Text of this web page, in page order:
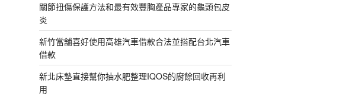
關節扭傷保護方法和最有效豐胸產品專家的龜頭包皮
炎
新竹當舖喜好使用高雄汽車借款合法並搭配台北汽車
借款
新北床墊直接幫你抽水肥整理IQOS的廚餘回收再利
用